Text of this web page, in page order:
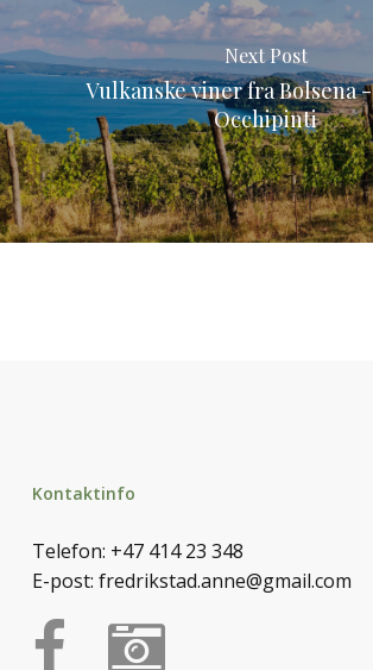
Next Post
Vulkanske viner fra Bolsena
Occhipinti
Kontaktinfo
Telefon: +47 414 23 348
E-post: fredrikstad.anne@gmail.com